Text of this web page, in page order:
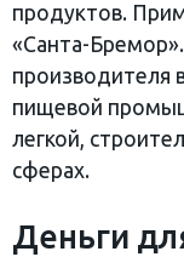
продуктов.
«Санта-
производителя
пищевой
легкой,
сферах.
Деньги